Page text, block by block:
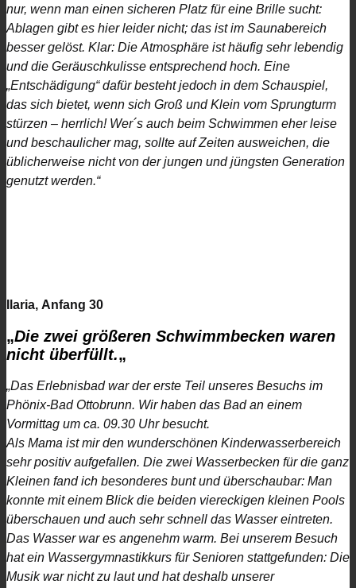
nur, wenn man einen sicheren Platz für eine Brille sucht:
Ablagen gibt es hier leider nicht; das ist im Saunabereich
besser gelöst. Klar: Die Atmosphäre ist häufig sehr lebendig
und die Geräuschkulisse entsprechend hoch. Eine
„Entschädigung“ dafür besteht jedoch in dem Schauspiel,
das sich bietet, wenn sich Groß und Klein vom Sprungturm
stürzen – herrlich! Wer´s auch beim Schwimmen eher leise
und beschaulicher mag, sollte auf Zeiten ausweichen, die
üblicherweise nicht von der jungen und jüngsten Generation
genutzt werden.“
Ilaria, Anfang 30
„Die zwei größeren Schwimmbecken waren
nicht überfüllt.„
„Das Erlebnisbad war der erste Teil unseres Besuchs im
Phönix-Bad Ottobrunn. Wir haben das Bad an einem
Vormittag um ca. 09.30 Uhr besucht.
Als Mama ist mir den wunderschönen Kinderwasserbereich
sehr positiv aufgefallen. Die zwei Wasserbecken für die ganz
Kleinen fand ich besonderes bunt und überschaubar: Man
konnte mit einem Blick die beiden viereckigen kleinen Pools
überschauen und auch sehr schnell das Wasser eintreten.
Das Wasser war es angenehm warm. Bei unserem Besuch
hat ein Wassergymnastikkurs für Senioren stattgefunden: Die
Musik war nicht zu laut und hat deshalb unserer